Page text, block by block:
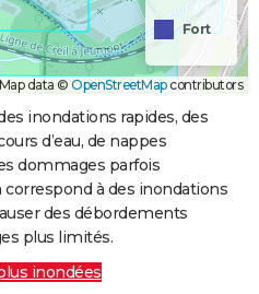
Fort
Map data © OpenStreetMapcontributors
inondations rapides, des
d’eau, de nappes
dommages parfois
à des inondations
des débordements
plus limités.
inondées